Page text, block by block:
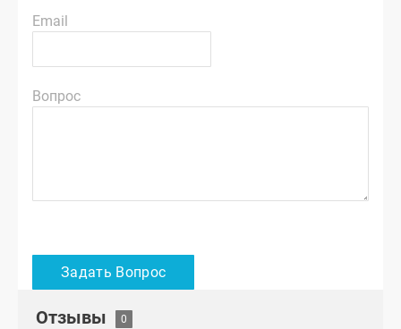
Email
Вопрос
Отзывы